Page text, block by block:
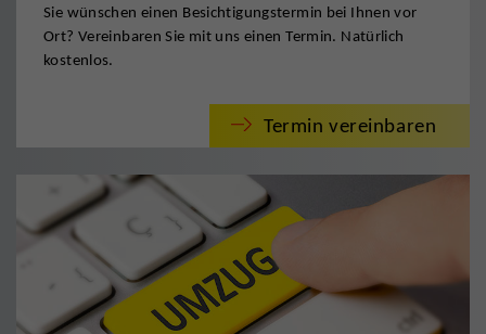
Sie wünschen einen Besichtigungstermin bei Ihnen vor
Ort? Vereinbaren Sie mit uns einen Termin. Natürlich
kostenlos.
Termin vereinbaren